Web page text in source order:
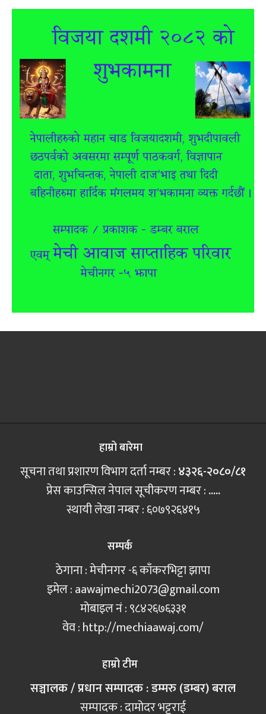
हाम्रो बारेमा
सूचना तथा प्रशारण विभाग दर्ता नम्बर :४३२६-२०८०/८१
प्रेस काउन्सिल नेपाल सूचीकरण नम्बर :.....
स्थायी लेखा नम्बर : ६०७९२६४१५
सम्पर्क
ठेगाना : मेचीनगर -६ काँकरभिट्टा झापा
इमेल :aawajmechi2073@gmail.com
मोबाइल नं‍ : ९८४२६७६३३१
वेव : http://mechiaawaj.com/
हाम्रो टीम
सञ्चालक / प्रधान सम्पादक : डम्मरु (डम्बर) बराल
सम्पादक : दामोदर भट्टराई